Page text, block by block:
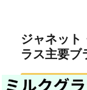
ジャネッ
ラス主要ブ